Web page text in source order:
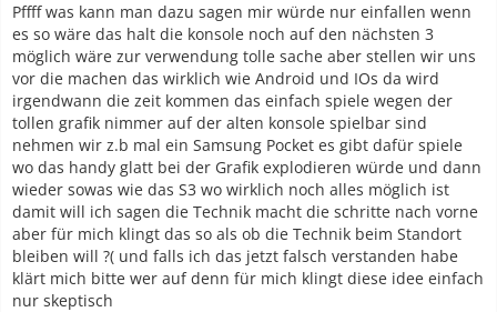
Pffff was kann man dazu sagen mir würde nur einfallen wenn
es so wäre das halt die konsole noch auf den nächsten 3
möglich wäre zur verwendung tolle sache aber stellen wir uns
vor die machen das wirklich wie Android und IOs da wird
irgendwann die zeit kommen das einfach spiele wegen der
tollen grafik nimmer auf der alten konsole spielbar sind
nehmen wir z.b mal ein Samsung Pocket es gibt dafür spiele
wo das handy glatt bei der Grafik explodieren würde und dann
wieder sowas wie das S3 wo wirklich noch alles möglich ist
damit will ich sagen die Technik macht die schritte nach vorne
aber für mich klingt das so als ob die Technik beim Standort
bleiben will ?( und falls ich das jetzt falsch verstanden habe
klärt mich bitte wer auf denn für mich klingt diese idee einfach
nur skeptisch